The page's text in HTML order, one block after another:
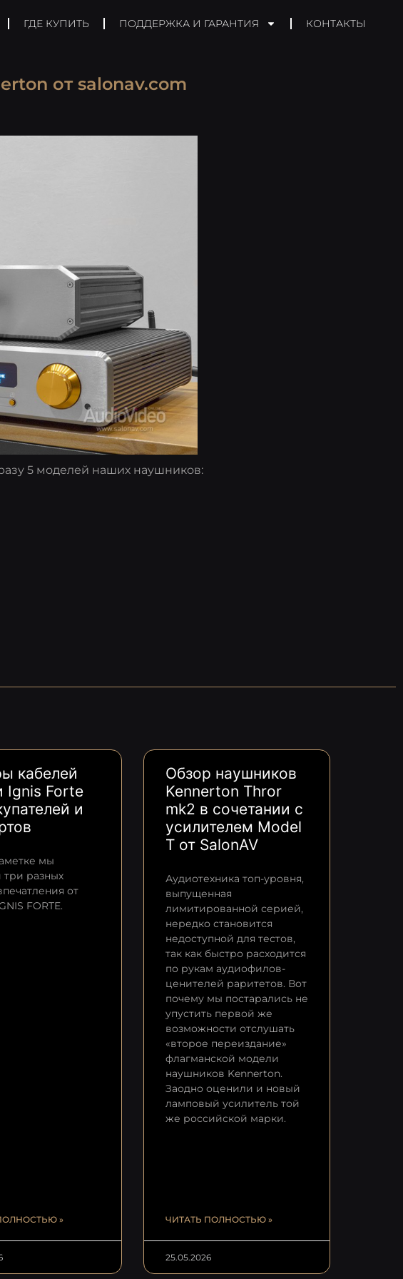
ГДЕ КУПИТЬ ПОДДЕРЖКА И ГАРАНТИЯ КОНТАКТЫ
от salonav.com
5 моделей наших наушников:
кабелей
Ignis Forte
и
мы
три разных
от
FORTE.
»
Обзор наушников
Kennerton Thror
mk2 в сочетании с
усилителем Model
T от SalonAV
Аудиотехника топ-уровня,
выпущенная
лимитированной серией,
нередко становится
недоступной для тестов,
так как быстро расходится
по рукам аудиофилов-
ценителей раритетов. Вот
почему мы постарались не
упустить первой же
возможности отслушать
«второе переиздание»
флагманской модели
наушников Kennerton.
Заодно оценили и новый
ламповый усилитель той
же российской марки.
ЧИТАТЬ ПОЛНОСТЬЮ »
25.05.2026